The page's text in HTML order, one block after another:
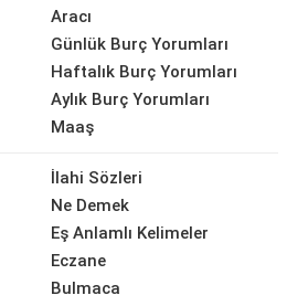
Aracı
Günlük Burç Yorumları
Haftalık Burç Yorumları
Aylık Burç Yorumları
Maaş
İlahi Sözleri
Ne Demek
Eş Anlamlı Kelimeler
Eczane
Bulmaca